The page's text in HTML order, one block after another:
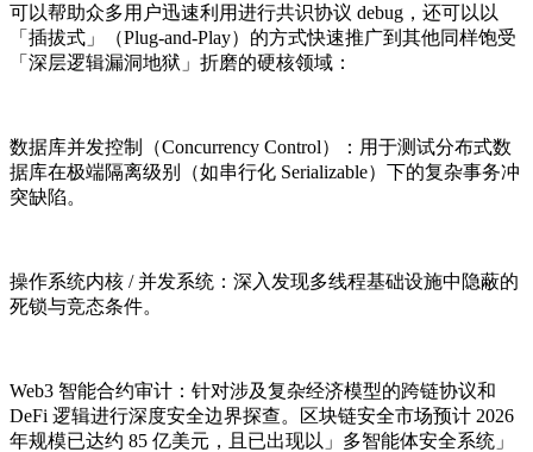
可以帮助众多用户迅速利用进行共识协议 debug，还可以以
「插拔式」（Plug-and-Play）的方式快速推广到其他同样饱受
「深层逻辑漏洞地狱」折磨的硬核领域：
数据库并发控制（Concurrency Control）：用于测试分布式数
据库在极端隔离级别（如串行化 Serializable）下的复杂事务冲
突缺陷。
操作系统内核 / 并发系统：深入发现多线程基础设施中隐蔽的
死锁与竞态条件。
Web3 智能合约审计：针对涉及复杂经济模型的跨链协议和
DeFi 逻辑进行深度安全边界探查。区块链安全市场预计 2026
年规模已达约 85 亿美元，且已出现以」多智能体安全系统」